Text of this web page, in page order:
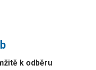
k odběru